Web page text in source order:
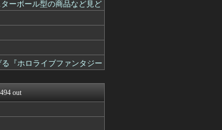
ーボール型の商品など見ど
『ホロライブファンタジー
out